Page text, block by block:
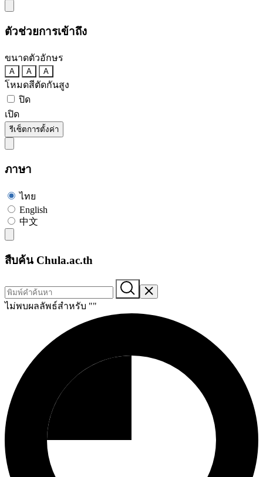
ตัวช่วยการเข้าถึง
ขนาดตัวอักษร
A A A
โหมดสีตัดกันสูง
ปิด
เปิด
รีเซ็ตการตั้งค่า
ภาษา
ไทย
English
中文
สืบค้น Chula.ac.th
ไม่พบผลลัพธ์สำหรับ ""